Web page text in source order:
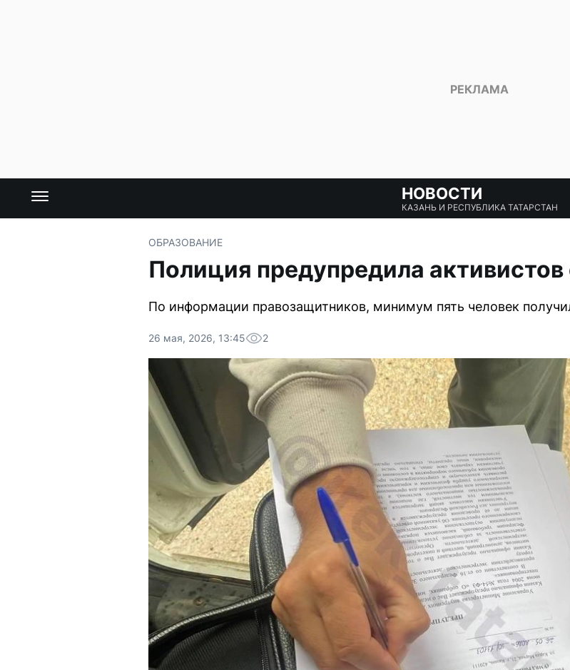
НОВОСТИ
КАЗАНЬ И РЕСПУБЛИКА ТАТАРСТАН
ОБРАЗОВАНИЕ
Полиция предупредила
По информации правозащитников, минимум пять человек
26 мая, 2026, 13:45 2